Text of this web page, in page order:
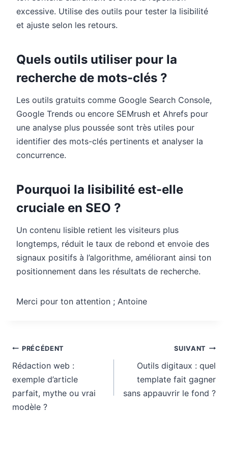
excessive. Utilise des outils pour tester la lisibilité
et ajuste selon les retours.
Quels outils utiliser pour la
recherche de mots-clés ?
Les outils gratuits comme Google Search Console,
Google Trends ou encore SEMrush et Ahrefs pour
une analyse plus poussée sont très utiles pour
identifier des mots-clés pertinents et analyser la
concurrence.
Pourquoi la lisibilité est-elle
cruciale en SEO ?
Un contenu lisible retient les visiteurs plus
longtemps, réduit le taux de rebond et envoie des
signaux positifs à l’algorithme, améliorant ainsi ton
positionnement dans les résultats de recherche.
Merci pour ton attention ; Antoine
Navigation
de
l’article
PRÉCÉDENT
Rédaction web :
exemple d’article
parfait, mythe ou vrai
modèle ?
SUIVANT
Outils digitaux : quel
template fait gagner
sans appauvrir le fond ?